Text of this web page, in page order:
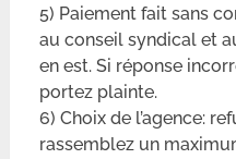
5) Paiement fait sans
au conseil syndical et
en est. Si réponse
portez plainte.
6) Choix de l’agence:
rassemblez un